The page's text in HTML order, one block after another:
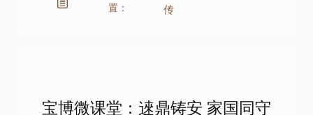
置：
传
宝博微课堂：逨鼎铸安 家国同守